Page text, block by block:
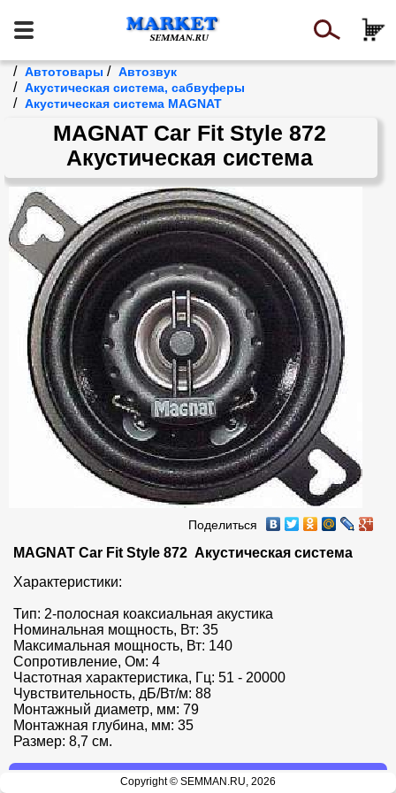
/ Автотовары / Автозвук
/ Акустическая система, сабвуферы
/ Акустическая система MAGNAT
MAGNAT Car Fit Style 872
Акустическая система
Поделиться
MAGNAT Car Fit Style 872  Акустическая система
Характеристики:
Тип: 2-полосная коаксиальная акустика
Номинальная мощность, Вт: 35
Максимальная мощность, Вт: 140
Сопротивление, Ом: 4
Частотная характеристика, Гц: 51 - 20000
Чувствительность, дБ/Вт/м: 88
Монтажный диаметр, мм: 79
Монтажная глубина, мм: 35
Размер: 8,7 см.
Copyright © SEMMAN.RU, 2026